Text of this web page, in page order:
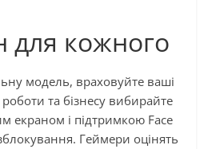
для кожного
модель, враховуйте ваші
та бізнесу вибирайте
екраном і підтримкою Face
Геймери оцінять